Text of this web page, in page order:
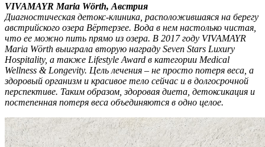
VIVAMAYR Maria Wörth, Австрия
Диагностическая детокс-клиника, расположившаяся на берегу
австрийского озера Вёртерзее. Вода в нем настолько чистая,
что ее можно пить прямо из озера. В 2017 году VIVAMAYR
Maria Wörth выиграла вторую награду Seven Stars Luxury
Hospitality, а также Lifestyle Award в категории Medical
Wellness & Longevity. Цель лечения – не просто потеря веса, а
здоровый организм и красивое тело сейчас и в долгосрочной
перспективе. Таким образом, здоровая диета, детоксикация и
постепенная потеря веса объединяются в одно целое.